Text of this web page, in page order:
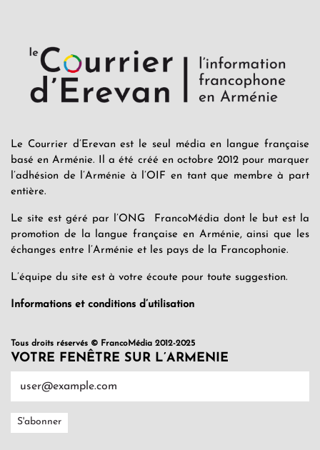
Le Courrier d’Erevan est le seul média en langue française
basé en Arménie. Il a été créé en octobre 2012 pour marquer
l’adhésion de l’Arménie à l’OIF en tant que membre à part
entière.
Le site est géré par l’ONG FrancoMédia dont le but est la
promotion de la langue française en Arménie, ainsi que les
échanges entre l’Arménie et les pays de la Francophonie.
L’équipe du site est à votre écoute pour toute suggestion.
Informations et conditions d’utilisation
Tous droits réservés © FrancoMédia 2012-2025
VOTRE FENÊTRE SUR L’ARMENIE